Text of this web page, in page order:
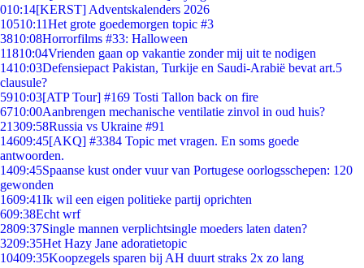
010:14[KERST] Adventskalenders 2026
10510:11Het grote goedemorgen topic #3
3810:08Horrorfilms #33: Halloween
11810:04Vrienden gaan op vakantie zonder mij uit te nodigen
1410:03Defensiepact Pakistan, Turkije en Saudi-Arabië bevat art.5
clausule?
5910:03[ATP Tour] #169 Tosti Tallon back on fire
6710:00Aanbrengen mechanische ventilatie zinvol in oud huis?
21309:58Russia vs Ukraine #91
14609:45[AKQ] #3384 Topic met vragen. En soms goede
antwoorden.
1409:45Spaanse kust onder vuur van Portugese oorlogsschepen: 120
gewonden
1609:41Ik wil een eigen politieke partij oprichten
609:38Echt wrf
2809:37Single mannen verplichtsingle moeders laten daten?
3209:35Het Hazy Jane adoratietopic
10409:35Koopzegels sparen bij AH duurt straks 2x zo lang